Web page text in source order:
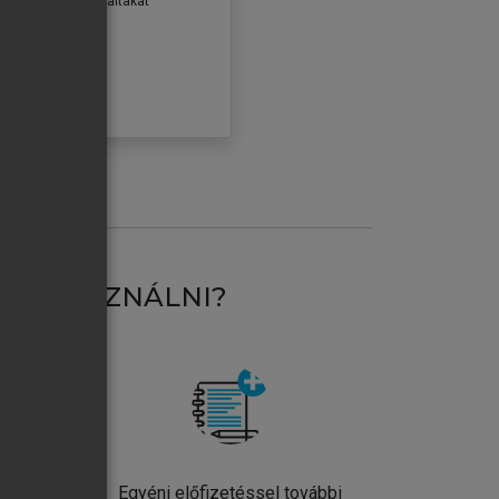
HASZNÁLNI?
Egyéni előfizetéssel további